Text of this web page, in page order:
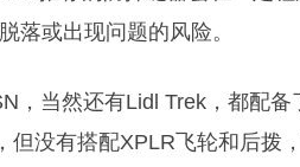
落或出现问题的风险。
，当然还有Lidl Trek，都配
但没有搭配XPLR飞轮和后拨